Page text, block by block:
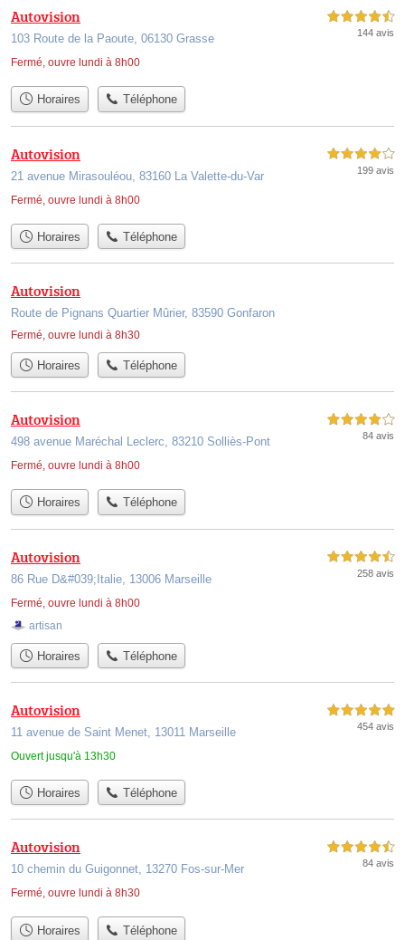
Autovision
103 Route de la Paoute, 06130 Grasse
Fermé, ouvre lundi à 8h00
4,5 étoiles sur 5
144 avis
Horaires Téléphone
Autovision
21 avenue Mirasouléou, 83160 La Valette-du-Var
Fermé, ouvre lundi à 8h00
4,0 étoiles sur 5
199 avis
Horaires Téléphone
Autovision
Route de Pignans Quartier Mûrier, 83590 Gonfaron
Fermé, ouvre lundi à 8h30
Horaires Téléphone
Autovision
498 avenue Maréchal Leclerc, 83210 Solliès-Pont
Fermé, ouvre lundi à 8h00
4,0 étoiles sur 5
84 avis
Horaires Téléphone
Autovision
86 Rue D&#039;Italie, 13006 Marseille
Fermé, ouvre lundi à 8h00
4,5 étoiles sur 5
258 avis
artisan
Horaires Téléphone
Autovision
11 avenue de Saint Menet, 13011 Marseille
Ouvert jusqu'à 13h30
5,0 étoiles sur 5
454 avis
Horaires Téléphone
Autovision
10 chemin du Guigonnet, 13270 Fos-sur-Mer
Fermé, ouvre lundi à 8h30
4,5 étoiles sur 5
84 avis
Horaires Téléphone